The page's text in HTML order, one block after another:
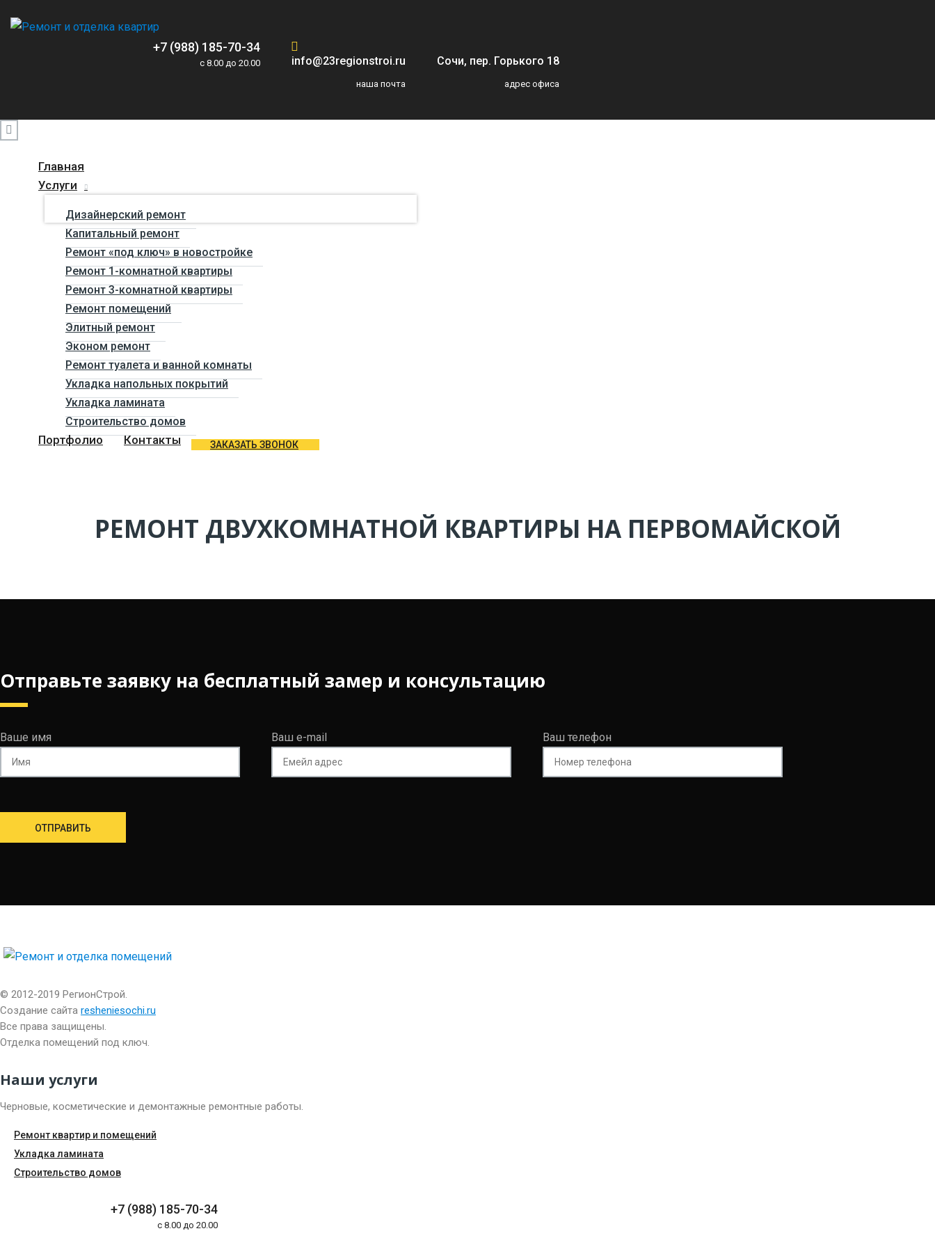
Сочи, пер. Горького 18
адрес офиса
info@23regionstroi.ru
наша почта
+7 (988) 185-70-34
c 8.00 до 20.00
Главная
Услуги
Дизайнерский ремонт
Капитальный ремонт
Ремонт «под ключ» в новостройке
Ремонт 1-комнатной квартиры
Ремонт 3-комнатной квартиры
Ремонт помещений
Элитный ремонт
Эконом ремонт
Ремонт туалета и ванной комнаты
Укладка напольных покрытий
Укладка ламината
Строительство домов
Портфолио Контакты ЗАКАЗАТЬ ЗВОНОК
РЕМОНТ ДВУХКОМНАТНОЙ КВАРТИРЫ НА ПЕРВОМАЙСКОЙ
Отправьте заявку на бесплатный замер и консультацию
Ваше имя Ваш e-mail Ваш телефон
© 2012-2019 РегионСтрой.
Создание сайта resheniesochi.ru
Все права защищены.
Отделка помещений под ключ.
Наши услуги
Черновые, косметические и демонтажные ремонтные работы.
Ремонт квартир и помещений
Укладка ламината
Строительство домов
+7 (988) 185-70-34
c 8.00 до 20.00